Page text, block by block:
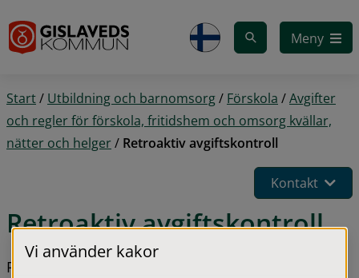
Meny
Start/ Utbildning och barnomsorg/ Förskola /Avgifter
och regler för förskola, fritidshem och omsorg kvällar,
nätter och helger/ Retroaktiv avgiftskontroll
Kontakt
Retroaktiv avgiftskontroll
Retroaktiv avgiftskontroll innebär att hushållets
Vi använder kakor